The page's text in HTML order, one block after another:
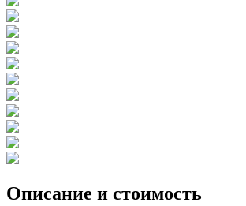
Описание и стоимость